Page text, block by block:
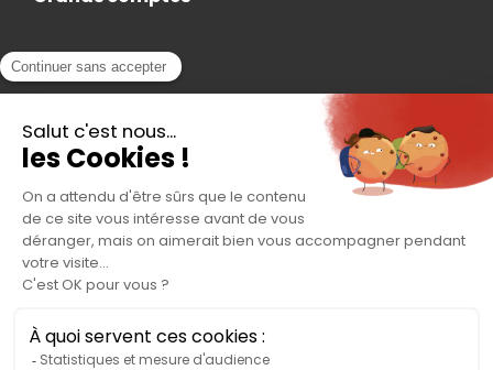
Actualités
Contact
Accès Adhérent